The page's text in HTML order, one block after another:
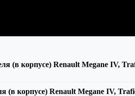
(в корпусе) Renault Megane IV,
(в корпусе) Renault Megane IV,